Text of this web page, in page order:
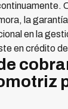
la
en la
en crédito